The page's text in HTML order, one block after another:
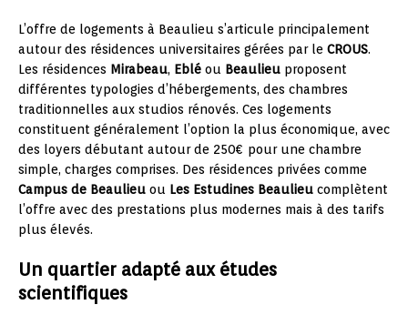
L’offre de logements à Beaulieu s’articule principalement
autour des résidences universitaires gérées par le CROUS.
Les résidences Mirabeau, Eblé ou Beaulieu proposent
différentes typologies d’hébergements, des chambres
traditionnelles aux studios rénovés. Ces logements
constituent généralement l’option la plus économique, avec
des loyers débutant autour de 250€ pour une chambre
simple, charges comprises. Des résidences privées comme
Campus de Beaulieu ou Les Estudines Beaulieu complètent
l’offre avec des prestations plus modernes mais à des tarifs
plus élevés.
Un quartier adapté aux études
scientifiques